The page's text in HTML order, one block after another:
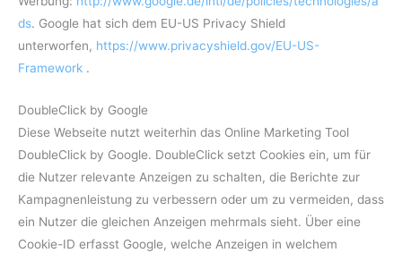
ds. Google hat sich dem EU-US Privacy Shield
unterworfen, https://www.privacyshield.gov/EU-US-
Framework .
DoubleClick by Google
Diese Webseite nutzt weiterhin das Online Marketing Tool
DoubleClick by Google. DoubleClick setzt Cookies ein, um für
die Nutzer relevante Anzeigen zu schalten, die Berichte zur
Kampagnenleistung zu verbessern oder um zu vermeiden, dass
ein Nutzer die gleichen Anzeigen mehrmals sieht. Über eine
Cookie-ID erfasst Google, welche Anzeigen in welchem